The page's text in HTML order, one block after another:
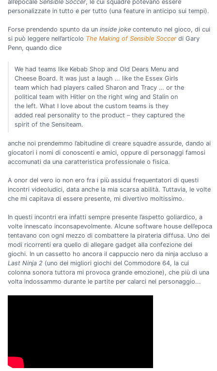
all’epocale Sensible Soccer, le cui squadre potevano essere
personalizzate in tutto e per tutto (una feature in anticipo sui tempi).
Forse prendendo spunto da un inside joke contenuto nel gioco, di cui
si può leggere nell’articolo The Making of Sensible Soccer di Gary
Penn, quando dice
We had teams like Kebab Shop and Old Dears Menu and
Cheese Board. It was just a laugh … like the Essex Girls
team which had players called Sharon and Tracy … or the
political team with Hitler on the right wing and Stalin on
the left. What I love about the custom teams is they
added real personality to the product – they captured the
spirit of the Sensiteam.
anche noi prendemmo l’abitudine di creare squadre assurde, dando ai
giocatori i nomi di conoscenti e amici, oppure di personaggi famosi
accomunati da una caratteristica professionale o fisica.
A onor del vero io non ero fra i più assidui frequentatori di questi
incontri videoludici, data anche la mia scarsa abilità. Tuttavia, le volte
che mi capitava di essere presente, mi divertivo moltissimo.
In questi incontri era infatti sempre presente l’aspetto goliardico, a
volte innescato inconsapevolmente. Alcune software house dell’epoca
tentavano con ogni mezzo di combattere la pirateria diffusa. Uno dei
modi ricorrenti era quello di allegare gadget alla confezione dei
giochi. In un cassetto ho ancora il cappuccio nero da ninja accluso a
Last Ninja 2 (uno dei migliori giochi del Commodore 64, la cui
colonna sonora tuttora mi provoca grande emozione), che più di una
volta indossammo durante le partite per calarci nel personaggio...